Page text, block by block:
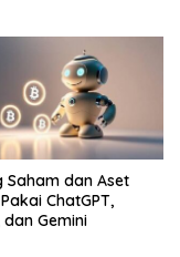
Saham dan Aset
ChatGPT,
dan Gemini